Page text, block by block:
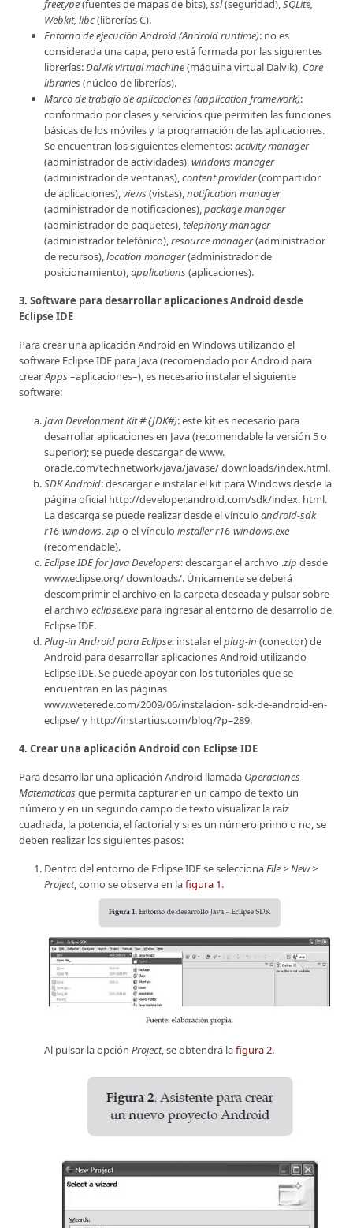
freetype(fuentes de mapas de bits),ssl(seguridad),SQLite,
Webkit, libc(librerías C).
Entorno de ejecución Android (Android runtime): no es
considerada una capa, pero está formada por las siguientes
librerías:Dalvik virtual machine(máquina virtual Dalvik), Core
libraries(núcleo de librerías).
Marco de trabajo de aplicaciones (application framework):
conformado por clases y servicios que permiten las funciones
básicas de los móviles y la programación de las aplicaciones.
Se encuentran los siguientes elementos:activity manager
(administrador de actividades),windows manager
(administrador de ventanas),content provider(compartidor
de aplicaciones),views(vistas),notification manager
(administrador de notificaciones),package manager
(administrador de paquetes),telephony manager
(administrador telefónico),resource manager(administrador
de recursos),location manager(administrador de
posicionamiento),applications(aplicaciones).
3. Software para desarrollar aplicaciones Android desde
Eclipse IDE
Para crear una aplicación Android en Windows utilizando el
software Eclipse IDE para Java (recomendado por Android para
crearApps–aplicaciones–), es necesario instalar el siguiente
software:
Java Development Kit # (JDK#): este kit es necesario para
desarrollar aplicaciones en Java (recomendable la versión 5 o
superior); se puede descargar de www.
oracle.com/technetwork/java/javase/ downloads/index.html.
SDK Android: descargar e instalar el kit para Windows desde la
página oficial http://developer.android.com/sdk/index. html.
La descarga se puede realizar desde el vínculo android-sdk
r16-windows. zip o el vínculo installer r16-windows.exe
(recomendable).
Eclipse IDE for Java Developers: descargar el archivo .zip desde
www.eclipse.org/ downloads/. Únicamente se deberá
descomprimir el archivo en la carpeta deseada y pulsar sobre
el archivo eclipse.exe para ingresar al entorno de desarrollo de
Eclipse IDE.
Plug-in Android para Eclipse: instalar elplug-in (conector) de
Android para desarrollar aplicaciones Android utilizando
Eclipse IDE. Se puede apoyar con los tutoriales que se
encuentran en las páginas
www.weterede.com/2009/06/instalacion- sdk-de-android-en-
eclipse/ y http://instartius.com/blog/?p=289.
4. Crear una aplicación Android con Eclipse IDE
Para desarrollar una aplicación Android llamada Operaciones
Matematicasque permita capturar en un campo de texto un
número y en un segundo campo de texto visualizar la raíz
cuadrada, la potencia, el factorial y si es un número primo o no, se
deben realizar los siguientes pasos:
Dentro del entorno de Eclipse IDE se seleccionaFile > New >
Project, como se observa en lafigura 1.
Al pulsar la opción Project, se obtendrá lafigura 2.